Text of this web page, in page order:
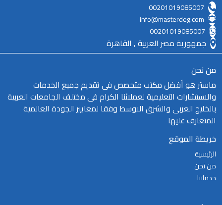
00201019085007
info@masterdeg.com
00201019085007
جمهورية مصر العربية , القاهرة
من نحن
ماستر هو أفضل مكتب متخصص فى تقديم جميع الخدمات
والاستشارات التعليمية لعملائنا الكرام فى مختلف الجامعات العربية
بالخليج العربى والشرق الاوسط وفقا لمعايير الجودة العالمية
المتعارف عليها
خريطة الموقع
الرئيسية
من نحن
خدماتنا